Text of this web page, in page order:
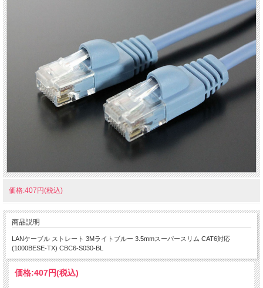
価格:407円(税込)
商品説明
LANケーブル ストレート 3Mライトブルー 3.5mmスーパースリム CAT6対応
(1000BESE-TX) CBC6-S030-BL
価格:407円(税込)